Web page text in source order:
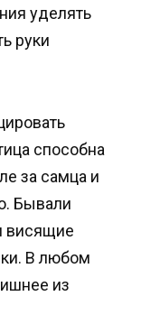
уделять
руки
способна
за самца и
Бывали
висящие
В любом
из